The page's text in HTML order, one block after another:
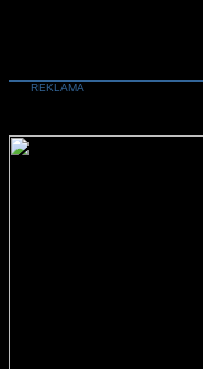
REKLAMA